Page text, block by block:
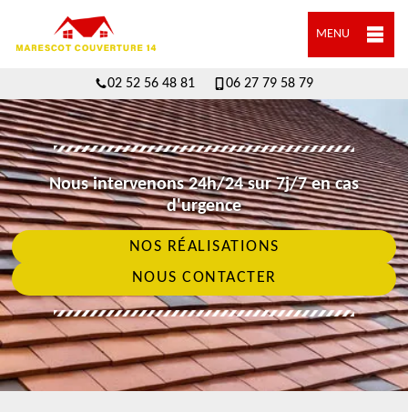
MENU
02 52 56 48 81 06 27 79 58 79
Nous intervenons 24h/24 sur 7j/7 en cas
d'urgence
NOS RÉALISATIONS
NOUS CONTACTER